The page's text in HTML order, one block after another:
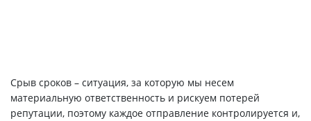
Срыв сроков – ситуация, за которую мы несем
материальную ответственность и рискуем потерей
репутации, поэтому каждое отправление контролируется и,